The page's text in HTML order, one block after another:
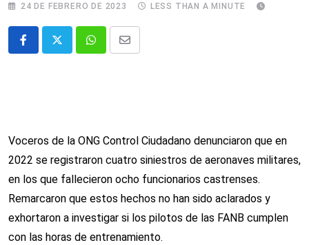
24 DE FEBRERO DE 2023 LESS THAN A MINUTE
WhatsappComparte
Voceros de la ONG Control Ciudadano denunciaron que en
2022 se registraron cuatro siniestros de aeronaves militares,
en los que fallecieron ocho funcionarios castrenses.
Remarcaron que estos hechos no han sido aclarados y
exhortaron a investigar si los pilotos de las FANB cumplen
con las horas de entrenamiento.